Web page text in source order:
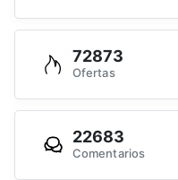
72873
Ofertas
22683
Comentarios